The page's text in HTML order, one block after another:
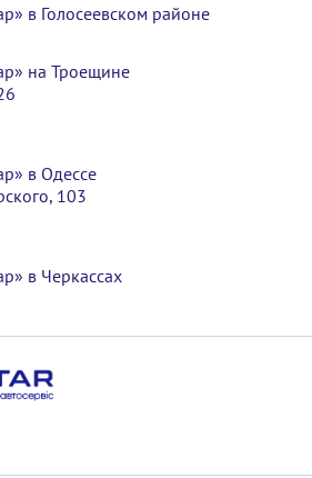
в Голосеевском районе
на Троещине
в Одессе
103
в Черкассах